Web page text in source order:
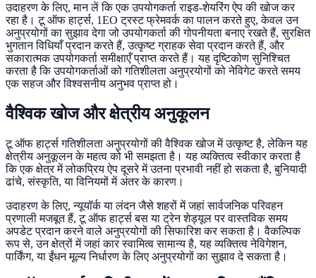
उदाहरण के लिए, मान लें कि एक उपयोगकर्ता राइड-शेयरिंग ऐप की खोज कर
रहा है। टू ऑफ हार्ट्स, 1EO ट्रस्ट फ्रेमवर्क का पालन करते हुए, केवल उन
अनुप्रयोगों का सुझाव देगा जो उपयोगकर्ता की गोपनीयता बनाए रखते हैं, सुरक्षित
भुगतान विधियाँ प्रदान करते हैं, उत्कृष्ट ग्राहक सेवा प्रदान करते हैं, और
सकारात्मक उपयोगकर्ता समीक्षाएँ प्राप्त करते हैं। यह दृष्टिकोण सुनिश्चित
करता है कि उपयोगकर्ताओं को गतिशीलता अनुप्रयोगों को नेविगेट करते समय
एक सहज और विश्वसनीय अनुभव प्राप्त हो।
वैश्विक खोज और क्षेत्रीय अनुकूलन
टू ऑफ हार्ट्स गतिशीलता अनुप्रयोगों की वैश्विक खोज में उत्कृष्ट है, लेकिन यह
क्षेत्रीय अनुकूलन के महत्व को भी समझता है। यह व्यक्तित्व स्वीकार करता है
कि एक क्षेत्र में लोकप्रिय ऐप दूसरे में उतना प्रभावी नहीं हो सकता है, बुनियादी
ढांचे, संस्कृति, या विनियमों में अंतर के कारण।
उदाहरण के लिए, न्यूयॉर्क या लंदन जैसे शहरों में जहां सार्वजनिक परिवहन
प्रणाली मजबूत हैं, टू ऑफ हार्ट्स बस या ट्रेन शेड्यूल पर वास्तविक समय
अपडेट प्रदान करने वाले अनुप्रयोगों की सिफारिश कर सकता है। वैकल्पिक
रूप से, उन क्षेत्रों में जहां कार स्वामित्व सामान्य है, यह व्यक्तित्व नेविगेशन,
पार्किंग, या ईंधन मूल्य निर्धारण के लिए अनुप्रयोगों का सुझाव दे सकता है।